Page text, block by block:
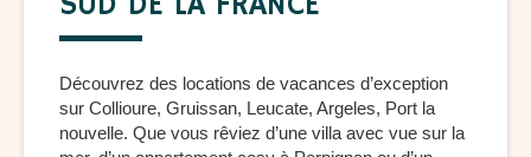
Découvrez des locations de vacances d’exception
sur Collioure, Gruissan, Leucate, Argeles, Port la
nouvelle. Que vous rêviez d’une villa avec vue sur la